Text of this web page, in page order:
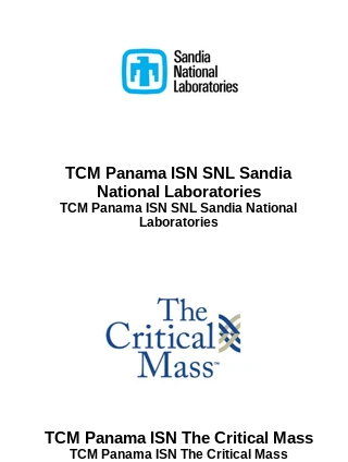
TCM Panama ISN SNL Sandia
National Laboratories
TCM Panama ISN SNL Sandia National
Laboratories
TCM Panama ISN The Critical Mass
TCM Panama ISN The Critical Mass